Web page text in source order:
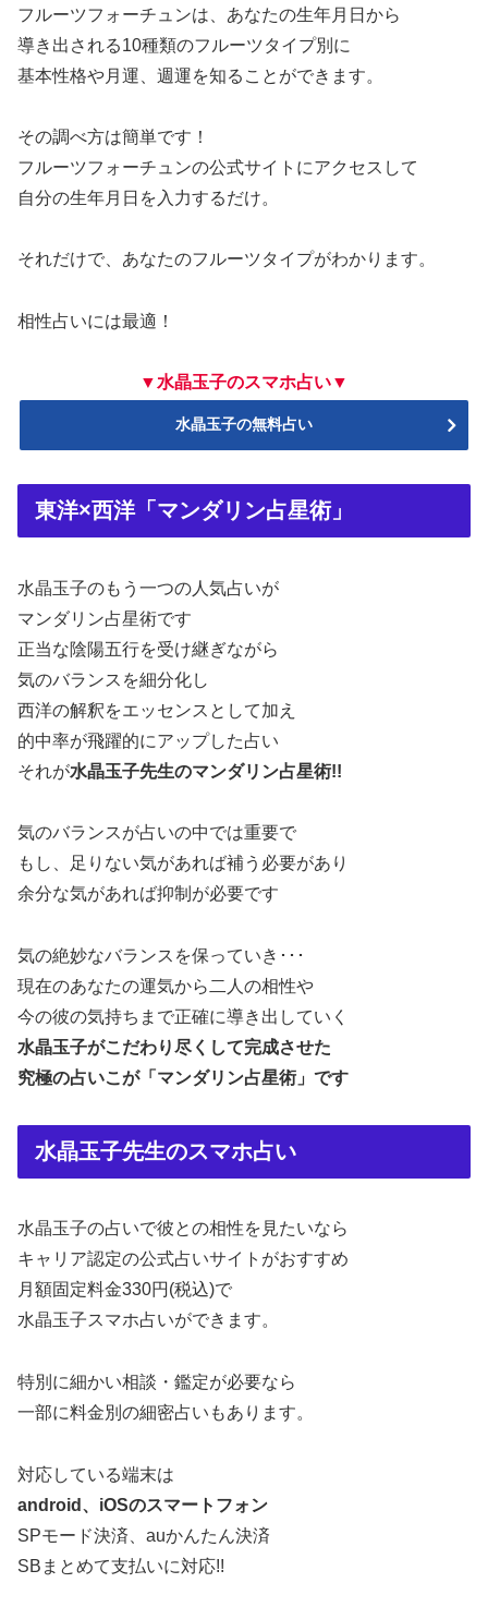
フルーツフォーチュンは、あなたの生年月日から
導き出される10種類のフルーツタイプ別に
基本性格や月運、週運を知ることができます。
その調べ方は簡単です！
フルーツフォーチュンの公式サイトにアクセスして
自分の生年月日を入力するだけ。
それだけで、あなたのフルーツタイプがわかります。
相性占いには最適！
▼水晶玉子のスマホ占い▼
水晶玉子の無料占い
東洋×西洋「マンダリン占星術」
水晶玉子のもう一つの人気占いが
マンダリン占星術です
正当な陰陽五行を受け継ぎながら
気のバランスを細分化し
西洋の解釈をエッセンスとして加え
的中率が飛躍的にアップした占い
それが水晶玉子先生のマンダリン占星術!!
気のバランスが占いの中では重要で
もし、足りない気があれば補う必要があり
余分な気があれば抑制が必要です
気の絶妙なバランスを保っていき･･･
現在のあなたの運気から二人の相性や
今の彼の気持ちまで正確に導き出していく
水晶玉子がこだわり尽くして完成させた
究極の占いこが「マンダリン占星術」です
水晶玉子先生のスマホ占い
水晶玉子の占いで彼との相性を見たいなら
キャリア認定の公式占いサイトがおすすめ
月額固定料金330円(税込)で
水晶玉子スマホ占いができます。
特別に細かい相談・鑑定が必要なら
一部に料金別の細密占いもあります。
対応している端末は
android、iOSのスマートフォン
SPモード決済、auかんたん決済
SBまとめて支払いに対応!!